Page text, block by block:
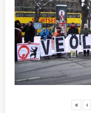
« ‹